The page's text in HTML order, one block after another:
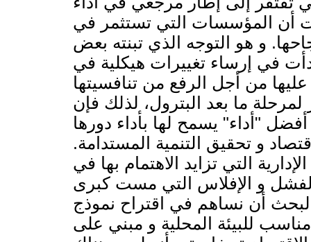
أن المؤسسات التي تستثمر في
و هو التوجه الذي تبنته بعض
في إرساء تغییرات هیكلیة في
من أجل الرفع من تنافسیتها
ما بعد البترول، لذلك فإن
"أداء" یسمح لها بأداء دورها
و تحقیق التنمیة المستدامة.
التي تزاید الاهتمام بها في
الفشل و الإفلاس التي مست كبرى
أن نساهم في اقتراح نموذج
للبیئة المحلية و مبني على